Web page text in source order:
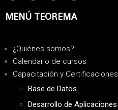
MENÚ TEOREMA
¿Quiénes somos?
Calendario de cursos
Capacitación y Certificaciones
Base de Datos
Desarrollo de Aplicaciones